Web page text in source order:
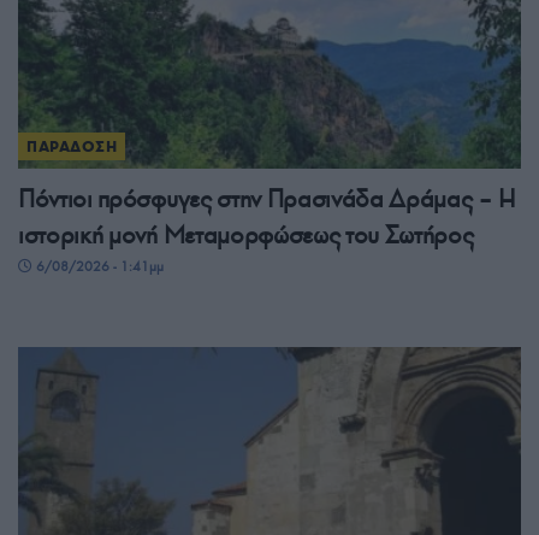
ΠΑΡΑΔΟΣΗ
Πόντιοι πρόσφυγες στην Πρασινάδα Δράμας – Η
ιστορική μονή Μεταμορφώσεως του Σωτήρος
6/08/2026 - 1:41μμ